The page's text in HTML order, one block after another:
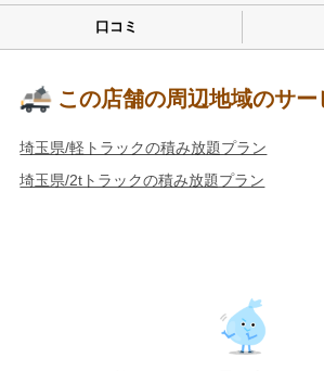
口コミ
この店舗の周辺地域のサー
埼玉県/軽トラックの積み放題プラン
埼玉県/2tトラックの積み放題プラン